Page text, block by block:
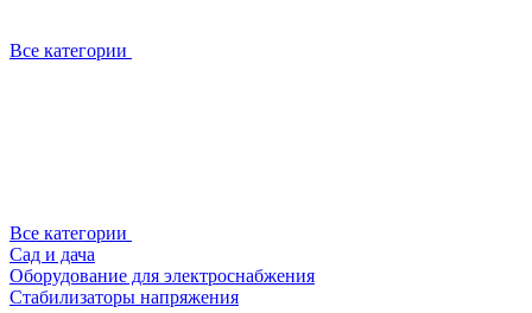
Все категории
Все категории
Сад и дача
Оборудование для электроснабжения
Стабилизаторы напряжения